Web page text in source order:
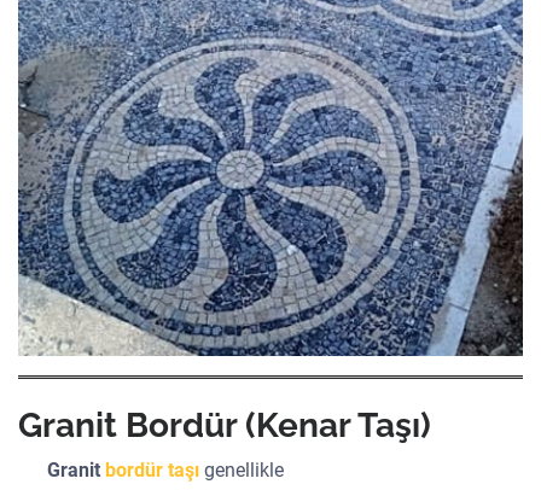
Granit Bordür (Kenar Taşı)
Granitbordür taşı genellikle